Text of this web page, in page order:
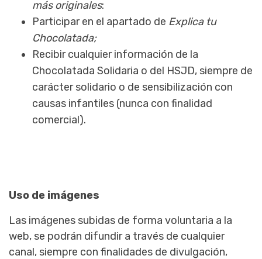
más originales:
Participar en el apartado de Explica tu
Chocolatada;
Recibir cualquier información de la
Chocolatada Solidaria o del HSJD, siempre de
carácter solidario o de sensibilización con
causas infantiles (nunca con finalidad
comercial).
Uso de imágenes
Las imágenes subidas de forma voluntaria a la
web, se podrán difundir a través de cualquier
canal, siempre con finalidades de divulgación,